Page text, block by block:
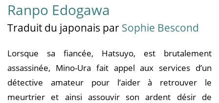
Ranpo Edogawa
Traduit du japonais par Sophie Bescond
Lorsque sa fiancée, Hatsuyo, est brutalement
assassinée, Mino-Ura fait appel aux services d’un
détective amateur pour l’aider à retrouver le
meurtrier et ainsi assouvir son ardent désir de